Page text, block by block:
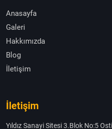
Anasayfa
Galeri
Hakkımızda
Blog
İletişim
İletişim
Yıldız Sanayi Sitesi 3.Blok No:5